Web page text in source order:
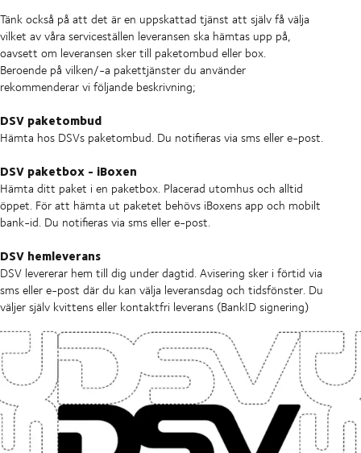
Tänk också på att det är en uppskattad tjänst att själv få välja
vilket av våra serviceställen leveransen ska hämtas upp på,
oavsett om leveransen sker till paketombud eller box.
Beroende på vilken/-a pakettjänster du använder
rekommenderar vi följande beskrivning;
DSV paketombud
Hämta hos DSVs paketombud. Du notifieras via sms eller e-post.
DSV paketbox - iBoxen
Hämta ditt paket i en paketbox. Placerad utomhus och alltid
öppet. För att hämta ut paketet behövs iBoxens app och mobilt
bank-id. Du notifieras via sms eller e-post.
DSV hemleverans
DSV levererar hem till dig under dagtid. Avisering sker i förtid via
sms eller e-post där du kan välja leveransdag och tidsfönster. Du
väljer själv kvittens eller kontaktfri leverans (BankID signering)